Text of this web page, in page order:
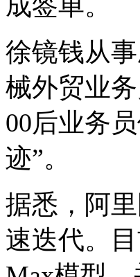
徐镜钱从
械外贸业
00后业务
迹”。
据悉，阿
速迭代。